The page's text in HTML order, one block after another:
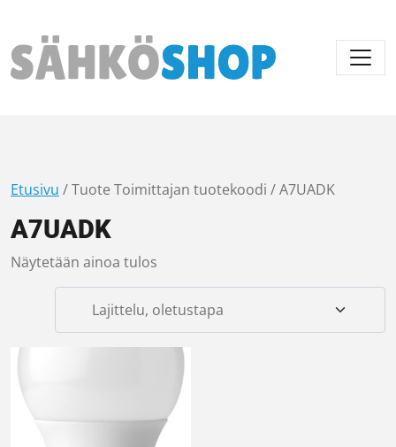
Päävalikko
Etusivu / Tuote Toimittajan tuotekoodi / A7UADK
A7UADK
Näytetään ainoa tulos